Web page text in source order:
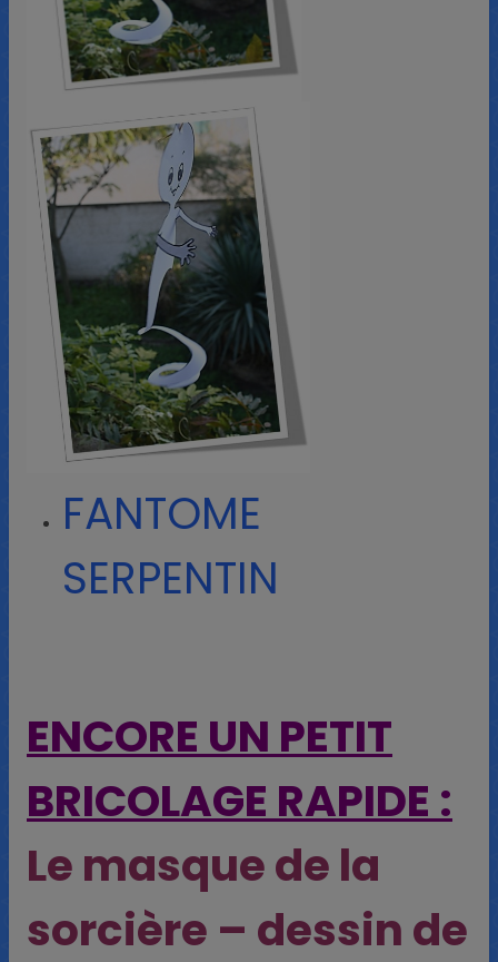
FANTOME
SERPENTIN
ENCORE UN PETIT
BRICOLAGE RAPIDE :
Le masque de la
sorcière – dessin de